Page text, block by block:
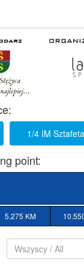
1/4 IM Sztafeta
point:
5.275 KM
Wszyscy / All